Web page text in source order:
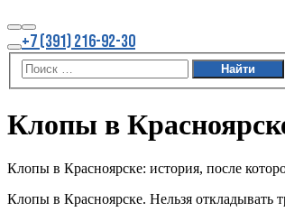
НайтиБольше
информации
Главное
меню
+7 (391) 216-92-30
Клопы в
Клопы в Красноярске: история, после
Клопы в Красноярске. Нельзя откладывать